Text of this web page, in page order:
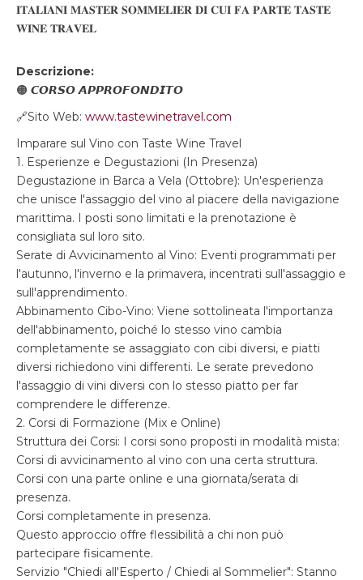
𝐈𝐓𝐀𝐋𝐈𝐀𝐍𝐈 𝐌𝐀𝐒𝐓𝐄𝐑 𝐒𝐎𝐌𝐌𝐄𝐋𝐈𝐄𝐑 𝐃𝐈 𝐂𝐔𝐈 𝐅𝐀 𝐏𝐀𝐑𝐓𝐄 𝐓𝐀𝐒𝐓𝐄
𝐖𝐈𝐍𝐄 𝐓𝐑𝐀𝐕𝐄𝐋
Descrizione:
🟠 𝘾𝙊𝙍𝙎𝙊 𝘼𝙋𝙋𝙍𝙊𝙁𝙊𝙉𝘿𝙄𝙏𝙊
🔗Sito Web: www.tastewinetravel.com
Imparare sul Vino con Taste Wine Travel
1. Esperienze e Degustazioni (In Presenza)
Degustazione in Barca a Vela (Ottobre): Un'esperienza
che unisce l'assaggio del vino al piacere della navigazione
marittima. I posti sono limitati e la prenotazione è
consigliata sul loro sito.
Serate di Avvicinamento al Vino: Eventi programmati per
l'autunno, l'inverno e la primavera, incentrati sull'assaggio e
sull'apprendimento.
Abbinamento Cibo-Vino: Viene sottolineata l'importanza
dell'abbinamento, poiché lo stesso vino cambia
completamente se assaggiato con cibi diversi, e piatti
diversi richiedono vini differenti. Le serate prevedono
l'assaggio di vini diversi con lo stesso piatto per far
comprendere le differenze.
2. Corsi di Formazione (Mix e Online)
Struttura dei Corsi: I corsi sono proposti in modalità mista:
Corsi di avvicinamento al vino con una certa struttura.
Corsi con una parte online e una giornata/serata di
presenza.
Corsi completamente in presenza.
Questo approccio offre flessibilità a chi non può
partecipare fisicamente.
Servizio "Chiedi all'Esperto / Chiedi al Sommelier": Stanno